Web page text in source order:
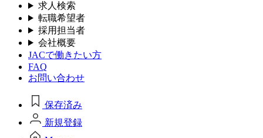
求人検索
転職希望者
採用担当者
会社概要
JACで働きたい方
FAQ
お問い合わせ
保存済み
新規登録